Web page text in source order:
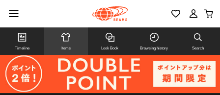
Timeline Items Look Book Browsing history Search